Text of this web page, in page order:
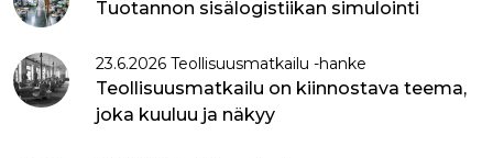
Tuotannon sisälogistiikan simulointi
23.6.2026 Teollisuusmatkailu -hanke
Teollisuusmatkailu on kiinnostava teema,
joka kuuluu ja näkyy